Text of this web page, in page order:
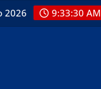
2026 9:33:30 AM